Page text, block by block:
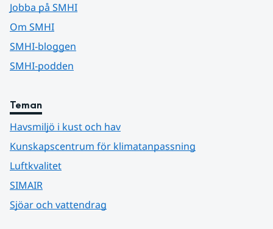
Jobba på SMHI
Om SMHI
SMHI-bloggen
SMHI-podden
Teman
Havsmiljö i kust och hav
Kunskapscentrum för klimatanpassning
Luftkvalitet
SIMAIR
Sjöar och vattendrag